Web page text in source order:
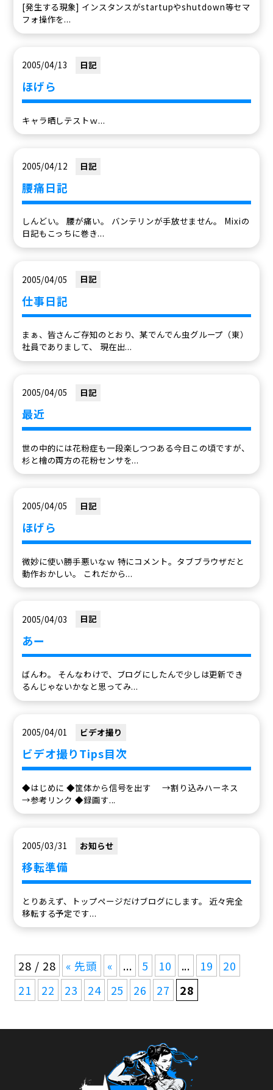
[発生する現象] インスタンスがstartupやshutdown等セマ
フォ操作を...
2005/04/13 日記
ほげら
キャラ晒しテストｗ...
2005/04/12 日記
腰痛日記
しんどい。 腰が痛い。 バンテリンが手放せません。 Mixiの
日記もこっちに巻き...
2005/04/05 日記
仕事日記
まぁ、皆さんご存知のとおり、某でんでん虫グループ（東）
社員でありまして、 現在出...
2005/04/05 日記
最近
世の中的には花粉症も一段楽しつつある今日この頃ですが、
杉と檜の両方の花粉センサを...
2005/04/05 日記
ほげら
微妙に使い勝手悪いなｗ 特にコメント。タブブラウザだと
動作おかしい。 これだから...
2005/04/03 日記
あー
ばんわ。 そんなわけで、ブログにしたんで少しは更新でき
るんじゃないかなと思ってみ...
2005/04/01 ビデオ撮り
ビデオ撮りTips目次
◆はじめに ◆筐体から信号を出す →割り込みハーネス
→参考リンク ◆録画す...
2005/03/31 お知らせ
移転準備
とりあえず、トップページだけブログにします。 近々完全
移転する予定です...
28 / 28 « 先頭 « ... 5 10 ... 19
20
21
22 23 24 25 26 27 28